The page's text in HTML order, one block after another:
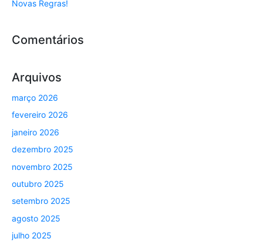
Novas Regras!
Comentários
Arquivos
março 2026
fevereiro 2026
janeiro 2026
dezembro 2025
novembro 2025
outubro 2025
setembro 2025
agosto 2025
julho 2025